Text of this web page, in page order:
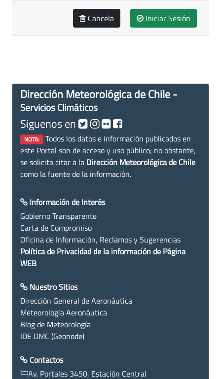
Cancela Iniciar Sesión
Dirección Meteorológica de Chile -
Servicios Climáticos
Siguenos en
NOTA: Todos los datos e información publicados en
este Portal son de acceso y uso público; no obstante,
se solicita citar a la Dirección Meteorológica de Chile
como la fuente de la información.
Información de Interés
Gobierno Transparente
Carta de Compromiso
Oficina de Información, Reclamos y Sugerencias
Política de Privacidad de la información de Página
WEB
Nuestro Sitios
Dirección General de Aeronáutica
Meteorología Aeronáutica
Blog de Meteorología
IDE DMC (Geonode)
Contactos
Av. Portales 3450, Estación Central